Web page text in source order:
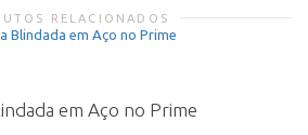
RELACIONADOS
em Aço no Prime